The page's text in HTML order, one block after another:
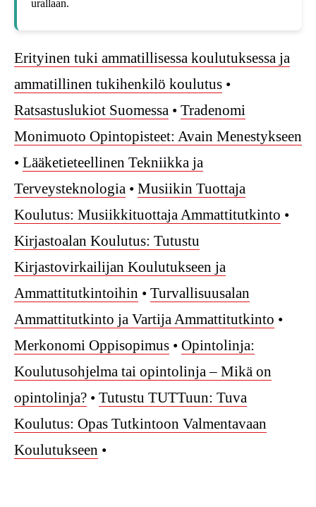
urallaan.
Erityinen tuki ammatillisessa koulutuksessa ja
ammatillinen tukihenkilö koulutus •
Ratsastuslukiot Suomessa • Tradenomi
Monimuoto Opintopisteet: Avain Menestykseen
• Lääketieteellinen Tekniikka ja
Terveysteknologia • Musiikin Tuottaja
Koulutus: Musiikkituottaja Ammattitutkinto •
Kirjastoalan Koulutus: Tutustu
Kirjastovirkailijan Koulutukseen ja
Ammattitutkintoihin • Turvallisuusalan
Ammattitutkinto ja Vartija Ammattitutkinto •
Merkonomi Oppisopimus • Opintolinja:
Koulutusohjelma tai opintolinja – Mikä on
opintolinja? • Tutustu TUTTuun: Tuva
Koulutus: Opas Tutkintoon Valmentavaan
Koulutukseen •